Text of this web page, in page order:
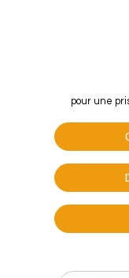
pour une